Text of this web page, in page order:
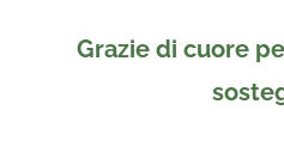
Grazie di cuore